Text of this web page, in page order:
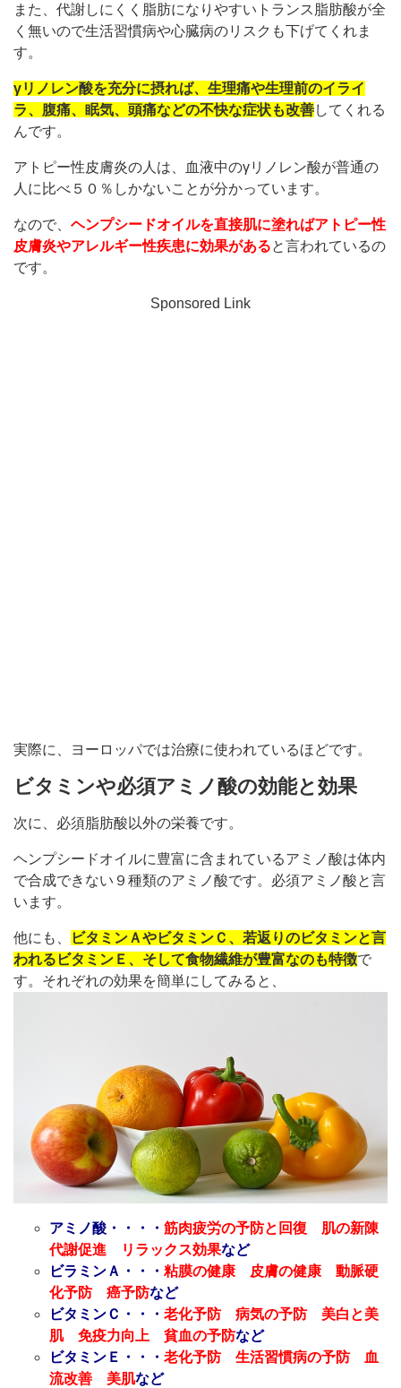
また、代謝しにくく脂肪になりやすいトランス脂肪酸が全
く無いので生活習慣病や心臓病のリスクも下げてくれま
す。
γリノレン酸を充分に摂れば、生理痛や生理前のイライ
ラ、腹痛、眠気、頭痛などの不快な症状も改善してくれる
んです。
アトピー性皮膚炎の人は、血液中のγリノレン酸が普通の
人に比べ５０％しかないことが分かっています。
なので、 ヘンプシードオイルを直接肌に塗ればアトピー性
皮膚炎やアレルギー性疾患に効果があると言われているの
です。
Sponsored Link
実際に、ヨーロッパでは治療に使われているほどです。
ビタミンや必須アミノ酸の効能と効果
次に、必須脂肪酸以外の栄養です。
ヘンプシードオイルに豊富に含まれているアミノ酸は体内
で合成できない９種類のアミノ酸です。必須アミノ酸と言
います。
他にも、
ビタミンＡやビタミンＣ、若返りのビタミンと言
われるビタミンＥ、そして食物繊維が豊富なのも特徴で
す。それぞれの効果を簡単にしてみると、
アミノ酸・・・・ 筋肉疲労の予防と回復 肌の新陳
代謝促進 リラックス効果など
ビラミンＡ・・・ 粘膜の健康 皮膚の健康 動脈硬
化予防 癌予防など
ビタミンＣ・・・ 老化予防 病気の予防 美白と美
肌 免疫力向上 貧血の予防など
ビタミンＥ・・・ 老化予防 生活習慣病の予防 血
流改善 美肌など